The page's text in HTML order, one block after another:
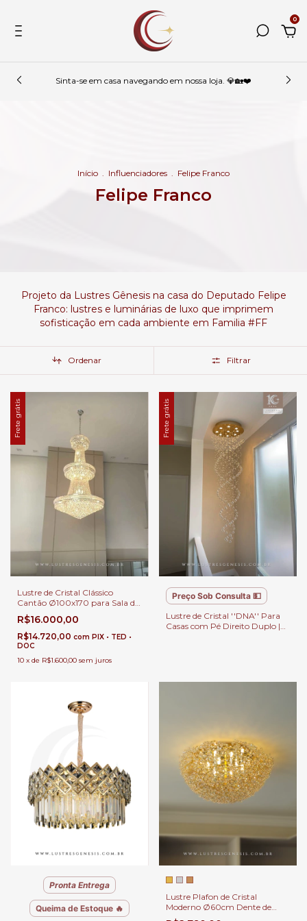
0
Sinta-se em casa navegando em nossa loja. 💎🏡❤️
Início . Influenciadores . Felipe Franco
Felipe Franco
Projeto da Lustres Gênesis na casa do Deputado Felipe
Franco: lustres e luminárias de luxo que imprimem
sofisticação em cada ambiente em Familia #FF
Ordenar Filtrar
Frete grátis
Lustre de Cristal Clássico
Cantão Ø100x170 para Sala de
Jantar, Sala de Estar, Escadas,
Pé Direito Duplo e Alto.
R$16.000,00
R$14.720,00 com PIX • TED •
DOC
10 x de R$1.600,00 sem juros
Frete grátis
Preço Sob Consulta 💵
Lustre de Cristal ''DNA'' Para
Casas com Pé Direito Duplo |
Pronta Entrega
Queima de Estoque 🔥
Lustre Plafon de Cristal
Moderno Ø60cm Dente de
Leão Para Quartos, Closet, Sala